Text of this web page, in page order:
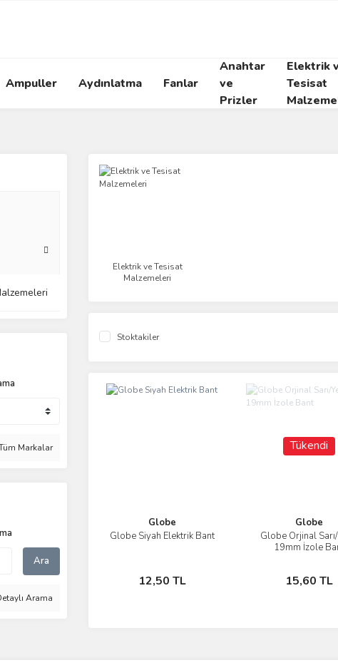
Ampuller Aydınlatma Fanlar
Anahtar
ve
Prizler
Elektrik
Tesisat
Markalar
Ara
Arama
Elektrik ve Tesisat
Malzemeleri
Stoktakiler
Globe
Globe Siyah Elektrik Bant
12,50 TL
İncele
Sepete Ekle
Tükendi
Globe
Globe Orjinal
19mm İzole
15,60 TL
İncele
Stokta Yok